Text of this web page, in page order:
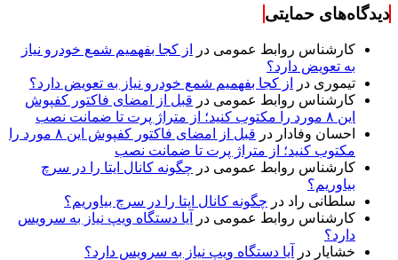
دیدگاه‌های حمایتی
کارشناس روابط عمومی در
از کجا بفهمیم شمع خودرو نیاز
به تعویض دارد؟
تیموری در
از کجا بفهمیم شمع خودرو نیاز به تعویض دارد؟
کارشناس روابط عمومی در قبل از امضای فاکتور کفپوش
این ۸ مورد را مکتوب کنید؛ از متراژ پرت تا ضمانت نصب
احسان وفادار در
قبل از امضای فاکتور کفپوش این ۸ مورد را
مکتوب کنید؛ از متراژ پرت تا ضمانت نصب
کارشناس روابط عمومی در چگونه کانال ایتا را در سرچ
بیاوریم؟
سلطانی راد در چگونه کانال ایتا را در سرچ بیاوریم؟
کارشناس روابط عمومی در
آیا دستگاه ویپ نیاز به سرویس
دارد؟
خشایار در آیا دستگاه ویپ نیاز به سرویس دارد؟